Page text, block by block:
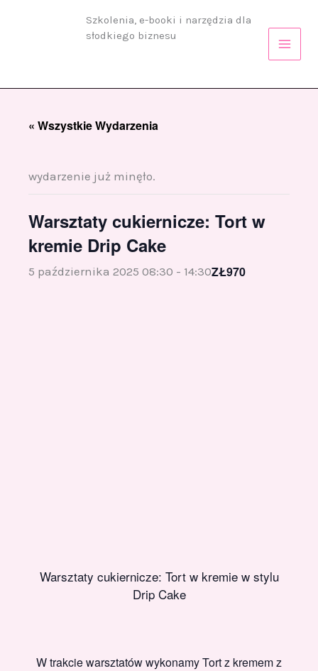
Szkolenia, e-booki i narzędzia dla
słodkiego biznesu
« Wszystkie Wydarzenia
wydarzenie już minęło.
Warsztaty cukiernicze: Tort w
kremie Drip Cake
5 października 2025 08:30 - 14:30ZŁ970
Warsztaty cukiernicze: Tort w kremie w stylu
Drip Cake
W trakcie warsztatów wykonamy Tort z kremem z